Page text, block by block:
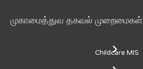
முகாமைத்துவ தகவல் முறைமைகள்
Childcare MIS